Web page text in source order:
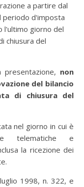
a partire dal
periodo d'imposta
l'ultimo giorno del
chiusura del
non
del bilancio
di chiusura del
nel giorno in cui è
telematiche e
la ricezione dei
1998, n. 322, e